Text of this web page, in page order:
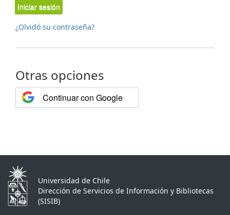
Iniciar sesión
¿Olvidó su contraseña?
Otras opciones
Continuar con Google
Universidad de Chile
Dirección de Servicios de Información y Bibliotecas
(SISIB)